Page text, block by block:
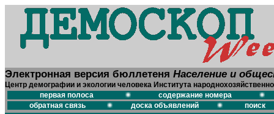
Электронная версия бюллетеня Население и
Центр демографии и экологии человека Института
первая полоса
содержание номера
обратная связь
доска объявлений поиск